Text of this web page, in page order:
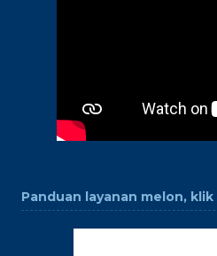
Panduan layanan melon, klik